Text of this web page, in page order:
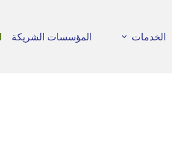
الخدمات المؤسسات الشريكة